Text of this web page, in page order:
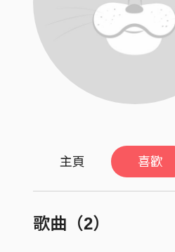
主頁 喜歡
歌曲（2）